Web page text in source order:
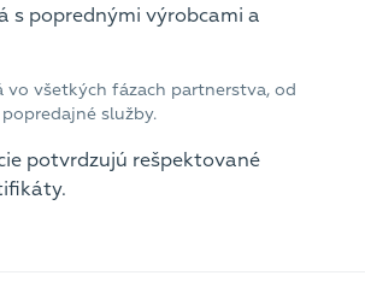
s poprednými výrobcami a
vo všetkých fázach partnerstva, od
služby.
potvrdzujú rešpektované